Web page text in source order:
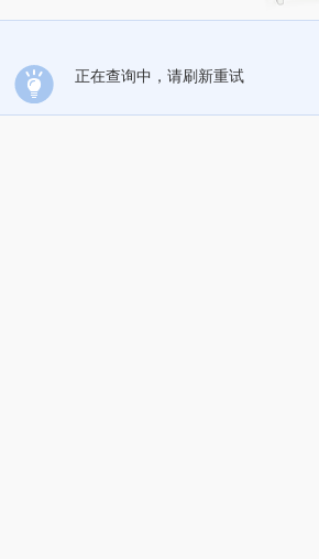
正在查询中，请刷新重试